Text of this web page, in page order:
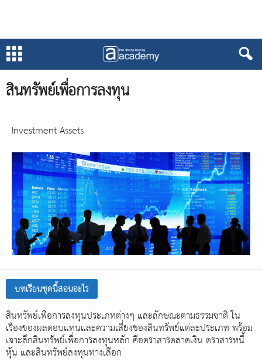
สินทรัพย์เพื่อการลงทุน
Investment Assets
บทเรียนชุดนี้สอนอะไร
สินทรัพย์เพื่อการลงทุนประเภทต่างๆ และลักษณะตามธรรมชาติ ใน
เรื่องของผลตอบแทนและความเสี่ยงของสินทรัพย์แต่ละประเภท พร้อม
เจาะลึกสินทรัพย์เพื่อการลงทุนหลัก คือตราสารตลาดเงิน ตราสารหนี้
หุ้น และสินทรัพย์ลงทุนทางเลือก